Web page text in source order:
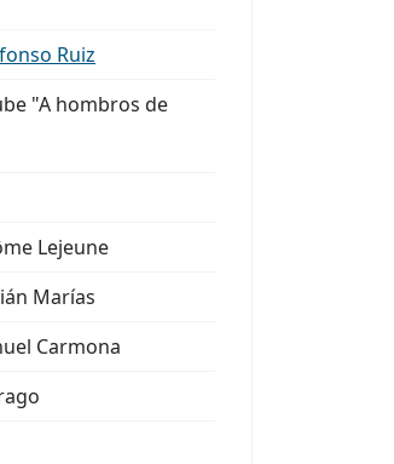
Ruiz
"A hombros de
Lejeune
Marías
Carmona